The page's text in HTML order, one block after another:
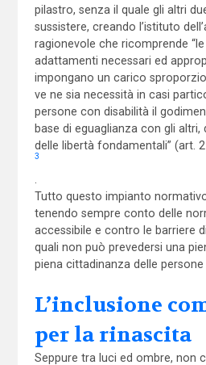
pilastro, senza il quale gli altri
sussistere, creando l’istituto
ragionevole che ricomprende
adattamenti necessari ed
impongano un carico
ve ne sia necessità in casi
persone con disabilità il
base di eguaglianza con gli
delle libertà fondamentali” (art.
3
Tutto questo impianto
tenendo sempre conto delle
accessibile e contro le barriere
quali non può prevedersi una
piena cittadinanza delle persone
L’inclusione
per la rinascita
Seppure tra luci ed ombre, non